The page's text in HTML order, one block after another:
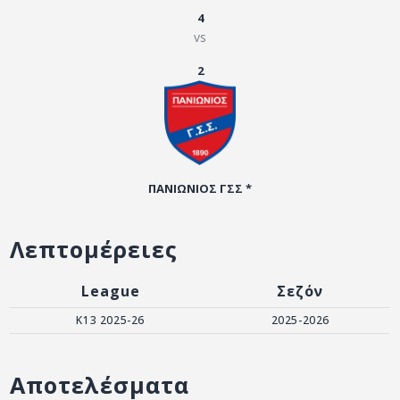
4
vs
2
ΠΑΝΙΩΝΙΟΣ ΓΣΣ *
Λεπτομέρειες
League Σεζόν
Κ13 2025-26 2025-2026
Αποτελέσματα